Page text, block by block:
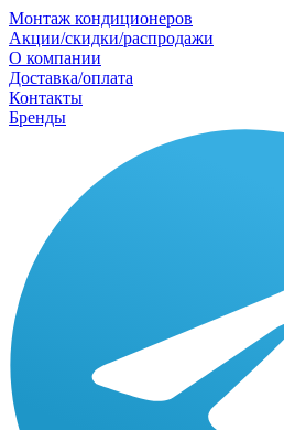
Монтаж кондиционеров
Акции/скидки/распродажи
О компании
Доставка/оплата
Контакты
Бренды